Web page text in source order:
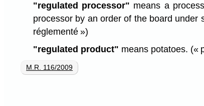
"regulated processor" means a
processor by an order of the board under
réglementé »)
"regulated product" means potatoes. («
M.R. 116/2009